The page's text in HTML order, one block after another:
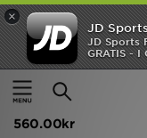
×
JD
JD Sports
GRATIS - I
Hem
Dam
Jordan Premium
560.00kr
Hem
Rea